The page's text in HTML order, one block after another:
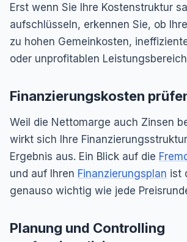
Erst wenn Sie Ihre Kostenstruktur
aufschlüsseln, erkennen Sie, ob
zu hohen Gemeinkosten,
oder unprofitablen
Finanzierungskosten
Weil die Nettomarge auch Zinsen
wirkt sich Ihre
Ergebnis aus. Ein Blick auf die
und auf Ihren Finanzierungsplan ist
genauso wichtig wie jede
Planung und Controlling